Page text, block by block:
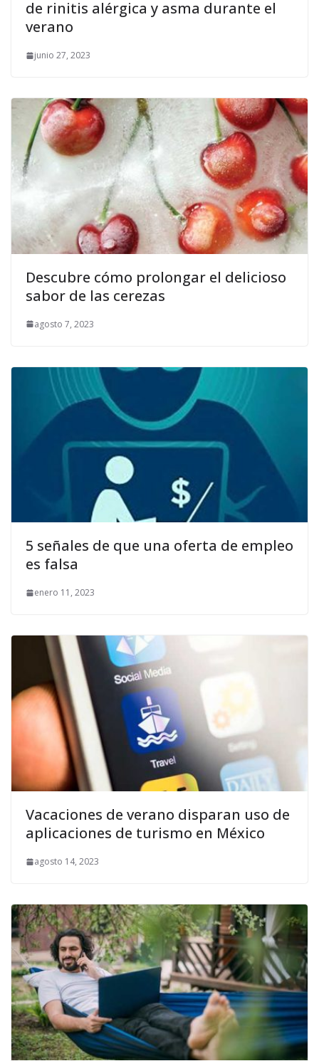
de rinitis alérgica y asma durante el
verano
junio 27, 2023
Descubre cómo prolongar el delicioso
sabor de las cerezas
agosto 7, 2023
5 señales de que una oferta de empleo
es falsa
enero 11, 2023
Vacaciones de verano disparan uso de
aplicaciones de turismo en México
agosto 14, 2023